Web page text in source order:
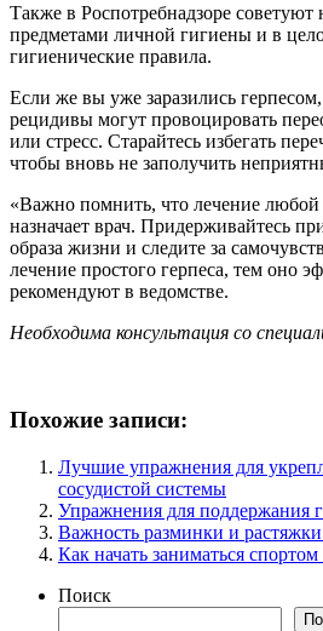
Также в Роспотребнадзоре советуют
предметами личной гигиены и в
гигиенические правила.
Если же вы уже заразились
рецидивы могут провоцировать
или стресс. Старайтесь избегать
чтобы вновь не заполучить
«Важно помнить, что лечение
назначает врач. Придерживайтесь
образа жизни и следите за
лечение простого герпеса, тем оно
рекомендуют в ведомстве.
Необходима консультация со
Похожие записи:
Лучшие упражнения для
сосудистой системы
Упражнения для поддержания
Важность разминки и
Как начать заниматься спортом
Поиск